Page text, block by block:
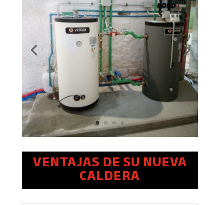
VENTAJAS DE SU NUEVA
CALDERA